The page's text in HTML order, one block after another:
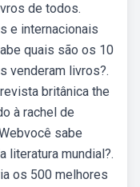
de todos.
e internacionais
quais são os 10
venderam livros?.
britânica the
à rachel de
sabe
literatura mundial?.
os 500 melhores